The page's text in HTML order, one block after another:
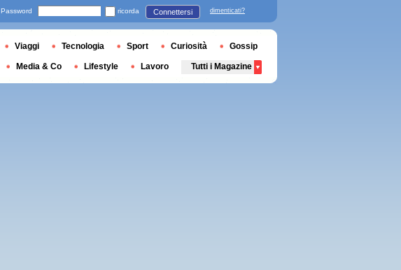
Password ricorda Connettersi dimenticati?
Viaggi Tecnologia Sport Curiosità Gossip
Media & Co Lifestyle Lavoro Tutti i Magazine